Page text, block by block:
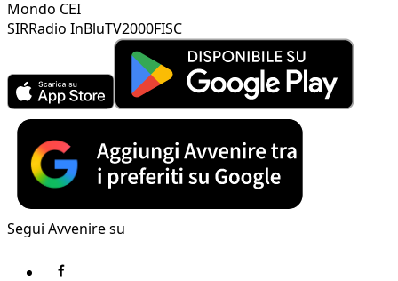
Mondo CEI
SIRRadio InBluTV2000FISC
Segui Avvenire su